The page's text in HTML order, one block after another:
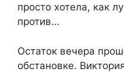
просто хотела, как
против…
Остаток вечера
обстановке.